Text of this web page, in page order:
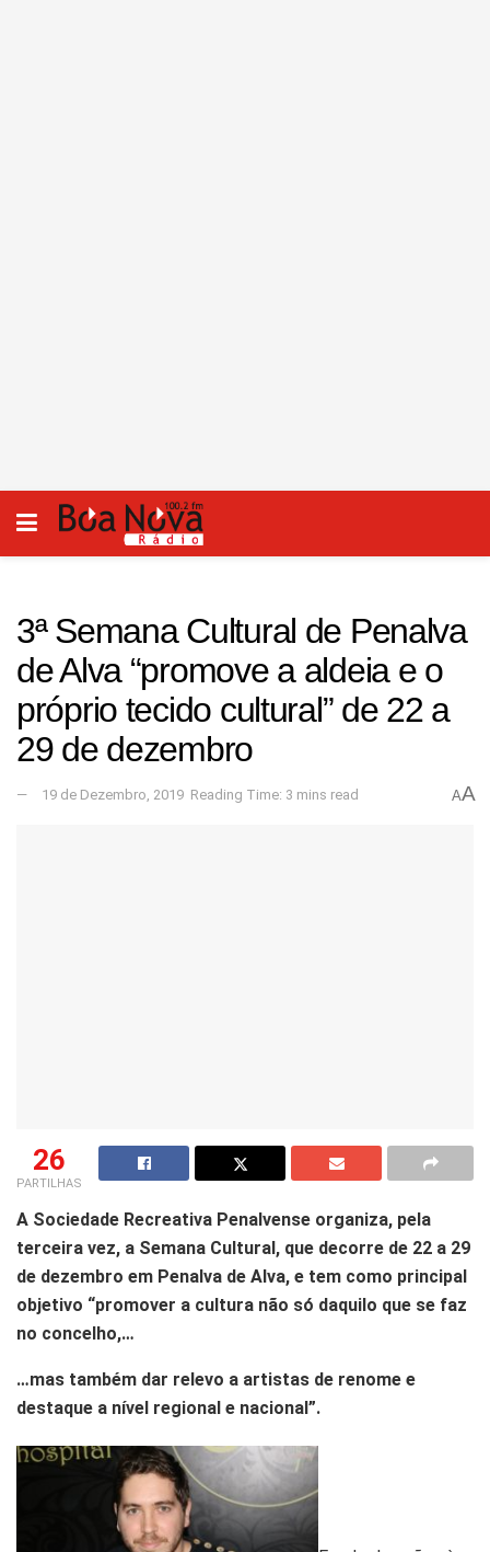
3ª Semana Cultural de Penalva
de Alva “promove a aldeia e o
próprio tecido cultural” de 22 a
29 de dezembro
19 de Dezembro, 2019 Reading Time: 3 mins read AA
26
PARTILHAS
A Sociedade Recreativa Penalvense organiza, pela
terceira vez, a Semana Cultural, que decorre de 22 a 29
de dezembro em Penalva de Alva, e tem como principal
objetivo “promover a cultura não só daquilo que se faz
no concelho,…
…mas também dar relevo a artistas de renome e
destaque a nível regional e nacional”.